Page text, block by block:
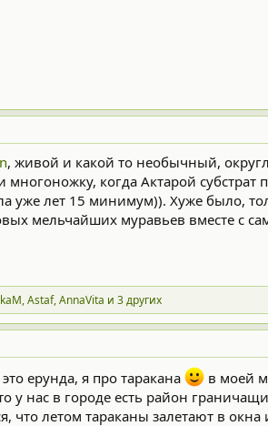
, живой и какой то необычный,
многоножку, когда Актарой
уже лет 15 минимум)). Хуже было,
мельчайших муравьев вместе с
,Astaf,AnnaVita и 3 других
это ерунда, я про таракана
в моей
у нас в городе есть район
что летом тараканы залетают в